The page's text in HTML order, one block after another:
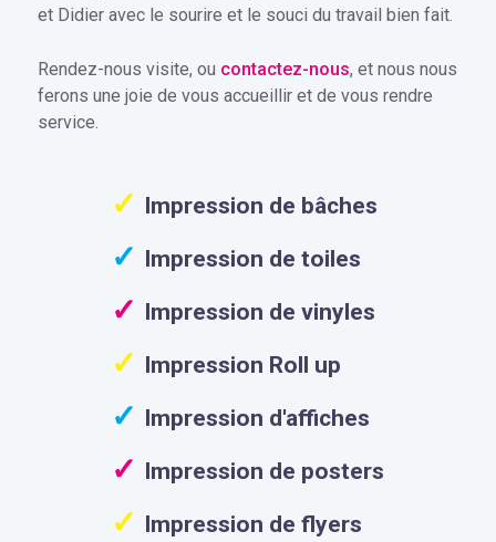
et Didier avec le sourire et le souci du travail bien fait.
Rendez-nous visite, ou contactez-nous, et nous nous
ferons une joie de vous accueillir et de vous rendre
service.
Impression de bâches
Impression de toiles
Impression de vinyles
Impression Roll up
Impression d'affiches
Impression de posters
Impression de flyers